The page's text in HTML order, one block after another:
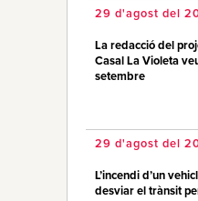
29 d'agost del
La redacció del
Casal La Violeta
setembre
29 d'agost del
L’incendi d’un
desviar el trànsit